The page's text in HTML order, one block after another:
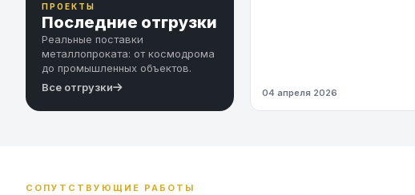
ПРОЕКТЫ
Последние отгрузки
Реальные поставки
металлопроката: от космодрома
до промышленных объектов.
Все отгрузки
04 апреля 2026
СОПУТСТВУЮЩИЕ РАБОТЫ